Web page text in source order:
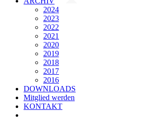
2024
2023
2022
2021
2020
2019
2018
2017
2016
DOWNLOADS
Mitglied werden
KONTAKT